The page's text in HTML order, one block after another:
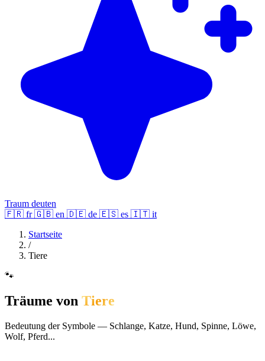
Traum deuten
🇫🇷 fr 🇬🇧 en 🇩🇪 de 🇪🇸 es 🇮🇹 it
Startseite
/
Tiere
🐾
Träume von Tiere
Bedeutung der Symbole — Schlange, Katze, Hund, Spinne, Löwe,
Wolf, Pferd...